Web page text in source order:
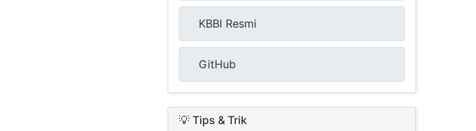
KBBI Resmi
GitHub
💡 Tips & Trik